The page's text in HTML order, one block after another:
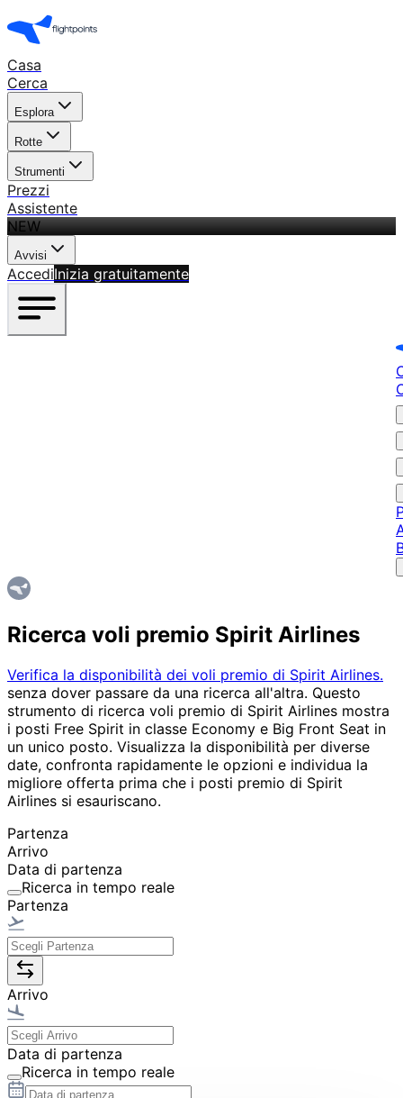
Casa
Cerca
Esplora
Rotte
Strumenti
Prezzi
Assistente
NEW
Avvisi
AccediInizia gratuitamente
Ricerca voli premio Spirit Airlines
Verifica la disponibilità dei voli premio di Spirit Airlines.
senza dover passare da una ricerca all'altra. Questo
strumento di ricerca voli premio di Spirit Airlines mostra
i posti Free Spirit in classe Economy e Big Front Seat in
un unico posto. Visualizza la disponibilità per diverse
date, confronta rapidamente le opzioni e individua la
migliore offerta prima che i posti premio di Spirit
Airlines si esauriscano.
Partenza
Arrivo
Data di partenza
Ricerca in tempo reale
Partenza
Arrivo
Data di partenza
Ricerca in tempo reale